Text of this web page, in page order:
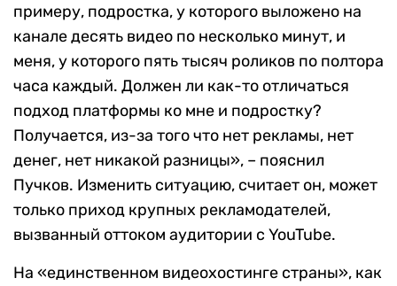
примеру, подростка, у которого выложено на
канале десять видео по несколько минут, и
меня, у которого пять тысяч роликов по полтора
часа каждый. Должен ли как-то отличаться
подход платформы ко мне и подростку?
Получается, из-за того что нет рекламы, нет
денег, нет никакой разницы», – пояснил
Пучков. Изменить ситуацию, считает он, может
только приход крупных рекламодателей,
вызванный оттоком аудитории с YouTube.
На «единственном видеохостинге страны», как